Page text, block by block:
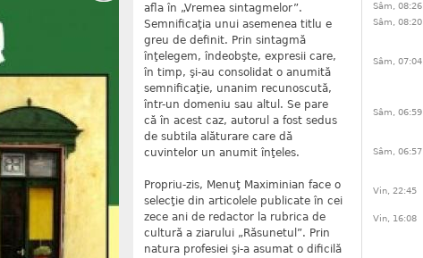
afla în „Vremea sintagmelor”.
Semnificaţia unui asemenea titlu e
greu de definit. Prin sintagmă
înţelegem, îndeobşte, expresii care,
în timp, şi-au consolidat o anumită
semnificaţie, unanim recunoscută,
într-un domeniu sau altul. Se pare
că în acest caz, autorul a fost sedus
de subtila alăturare care dă
cuvintelor un anumit înţeles.
Propriu-zis, Menuţ Maximinian face o
selecţie din articolele publicate în cei
zece ani de redactor la rubrica de
cultură a ziarului „Răsunetul”. Prin
natura profesiei şi-a asumat o dificilă
Sâm, 08:26
Sâm, 08:20
Sâm, 07:04
Sâm, 06:59
Sâm, 06:57
Vin, 22:45
Vin, 16:08